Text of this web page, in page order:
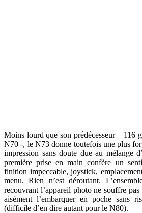
Moins lourd que son prédécesseur – 116
N70 -, le N73 donne toutefois une plus
impression sans doute due au mélange
première prise en main confère un
finition impeccable, joystick,
menu. Rien n’est déroutant.
recouvrant l’appareil photo ne souffre
aisément l’embarquer en poche sans
(difficile d’en dire autant pour le N80).